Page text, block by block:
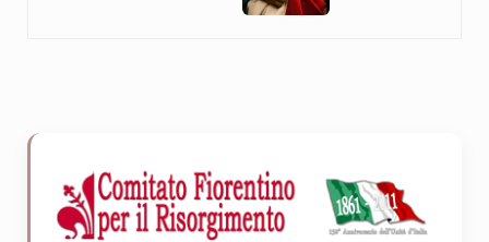
Sidebar